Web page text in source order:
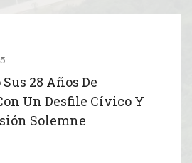
28 Años De
Un Desfile Cívico Y
Solemne